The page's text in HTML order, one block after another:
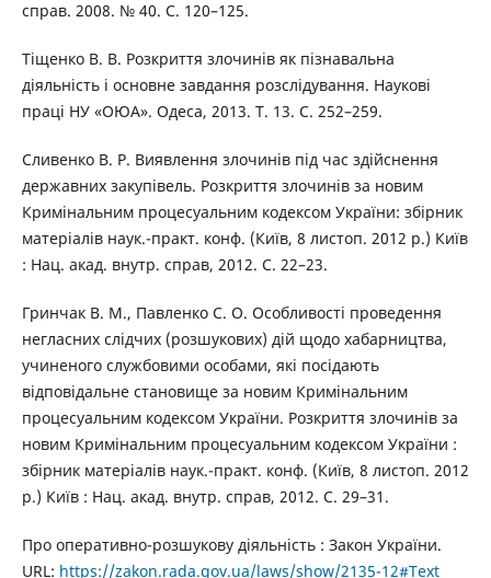
справ. 2008. № 40. С. 120–125.
Тіщенко В. В. Розкриття злочинів як пізнавальна
діяльність і основне завдання розслідування. Наукові
праці НУ «ОЮА». Одеса, 2013. Т. 13. С. 252–259.
Сливенко В. Р. Виявлення злочинів під час здійснення
державних закупівель. Розкриття злочинів за новим
Кримінальним процесуальним кодексом України: збірник
матеріалів наук.-практ. конф. (Київ, 8 листоп. 2012 р.) Київ
: Нац. акад. внутр. справ, 2012. С. 22–23.
Гринчак В. М., Павленко С. О. Особливості проведення
негласних слідчих (розшукових) дій щодо хабарництва,
учиненого службовими особами, які посідають
відповідальне становище за новим Кримінальним
процесуальним кодексом України. Розкриття злочинів за
новим Кримінальним процесуальним кодексом України :
збірник матеріалів наук.-практ. конф. (Київ, 8 листоп. 2012
р.) Київ : Нац. акад. внутр. справ, 2012. С. 29–31.
Про оперативно-розшукову діяльність : Закон України.
URL: https://zakon.rada.gov.ua/laws/show/2135-12#Text